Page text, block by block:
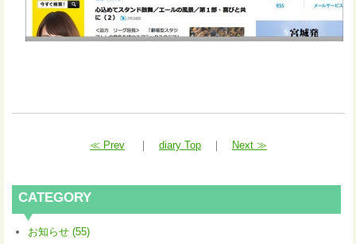
≪ Prev｜ diary Top｜ Next ≫
CATEGORY
お知らせ (55)